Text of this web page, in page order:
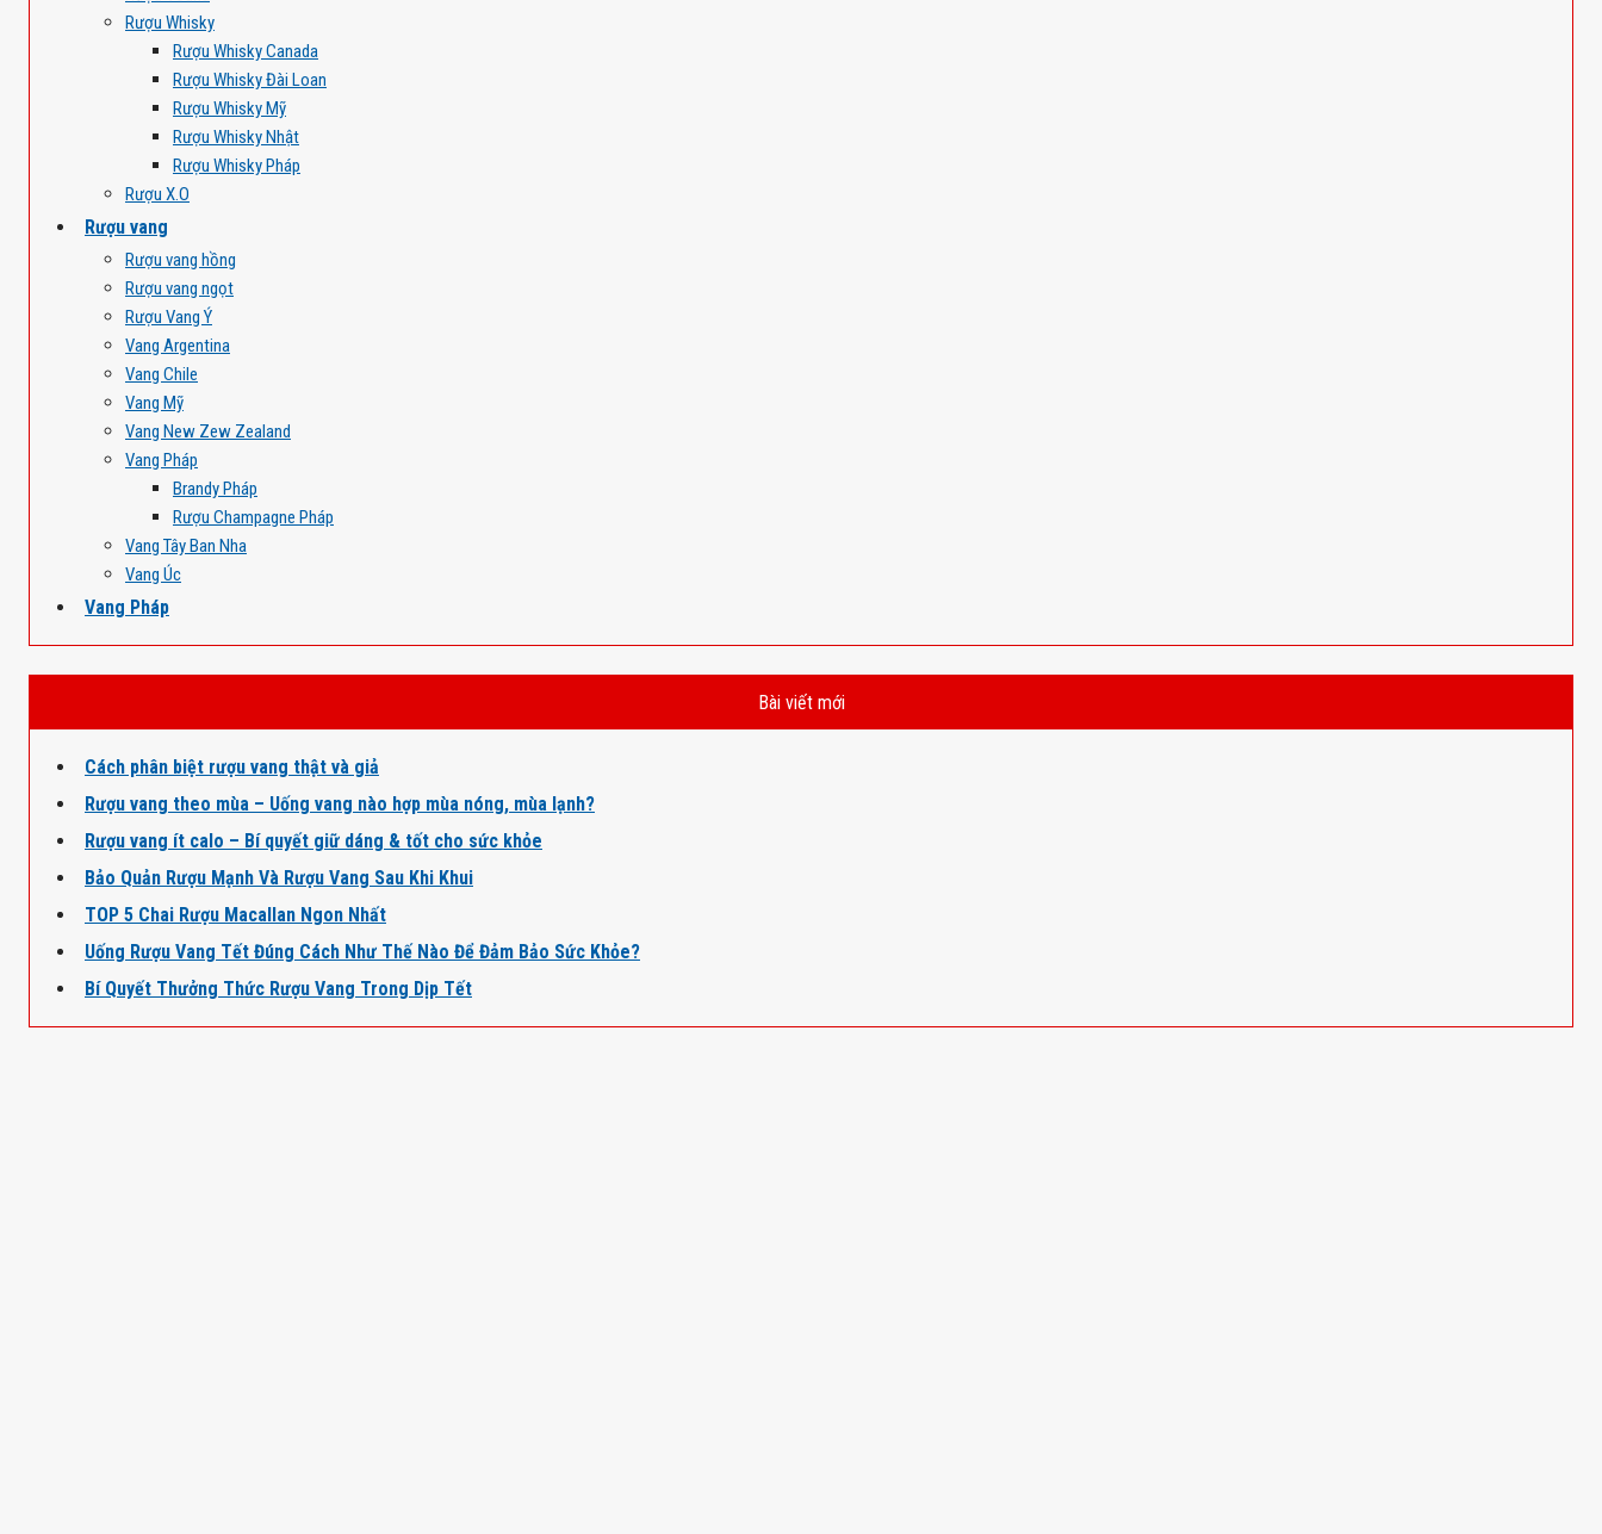
Rượu Whisky
Rượu Whisky Canada
Rượu Whisky Đài Loan
Rượu Whisky Mỹ
Rượu Whisky Nhật
Rượu Whisky Pháp
Rượu X.O
Rượu vang
Rượu vang hồng
Rượu vang ngọt
Rượu Vang Ý
Vang Argentina
Vang Chile
Vang Mỹ
Vang New Zew Zealand
Vang Pháp
Brandy Pháp
Rượu Champagne Pháp
Vang Tây Ban Nha
Vang Úc
Vang Pháp
Bài viết mới
Cách phân biệt rượu vang thật và giả
Rượu vang theo mùa – Uống vang nào hợp mùa nóng, mùa lạnh?
Rượu vang ít calo – Bí quyết giữ dáng & tốt cho sức khỏe
Bảo Quản Rượu Mạnh Và Rượu Vang Sau Khi Khui
TOP 5 Chai Rượu Macallan Ngon Nhất
Uống Rượu Vang Tết Đúng Cách Như Thế Nào Để Đảm Bảo Sức Khỏe?
Bí Quyết Thưởng Thức Rượu Vang Trong Dịp Tết